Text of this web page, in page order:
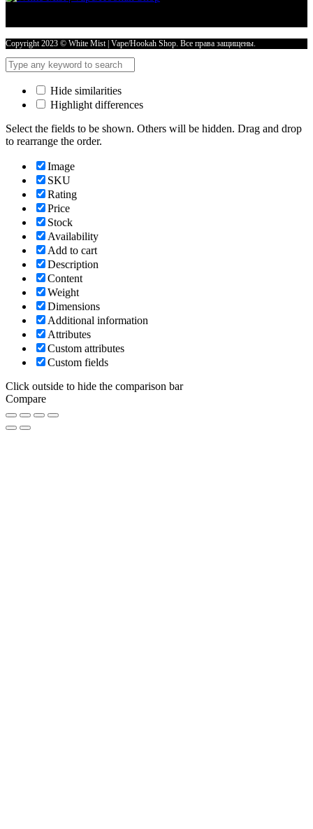
ACBAR
CEREAL
количество
Copyright 2023 © White Mist | Vape/Hookah Shop. Все права защищены.
Hide similarities
Highlight differences
Select the fields to be shown. Others will be hidden. Drag and drop
to rearrange the order.
Image
SKU
Rating
Price
Stock
Availability
Add to cart
Description
Content
Weight
Dimensions
Additional information
Attributes
Custom attributes
Custom fields
Click outside to hide the comparison bar
Compare